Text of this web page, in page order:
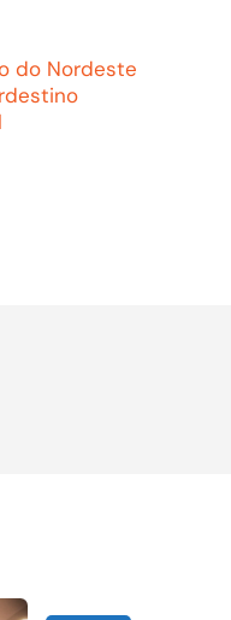
do Nordeste